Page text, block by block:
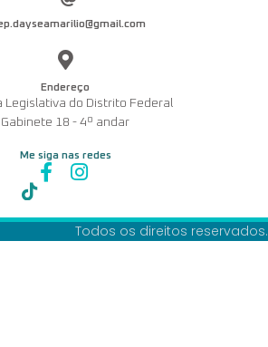
Endereço
Legislativa do Distrito Federal
Gabinete 18 - 4º andar
Me siga nas redes
Todos os direitos reservados.